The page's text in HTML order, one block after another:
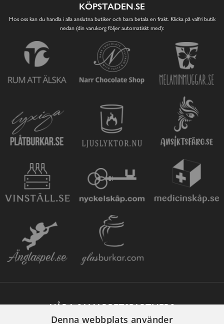
KÖPSTADEN.SE
Hos oss kan du handla i alla anslutna butiker och bara betala en frakt. Klicka på valfri butik
nedan (din varukorg följer automatiskt med):
VÅRA SAMARBETSPARTNERS
Denna webbplats använder